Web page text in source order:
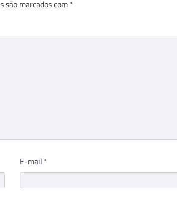
são marcados com *
E-mail *